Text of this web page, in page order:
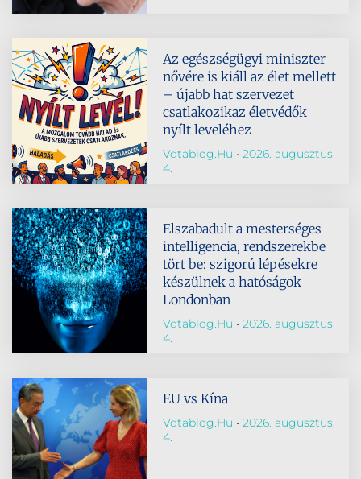
Az egészségügyi miniszter
nővére is kiáll az élet mellett
– újabb hat szervezet
csatlakozikaz életvédők
nyílt leveléhez
Vdtablog.hu
2026. augusztus
4.
Elszabadult a mesterséges
intelligencia, rendszerekbe
tört be: szigorú lépésekre
készülnek a hatóságok
Londonban
Vdtablog.hu
2026. augusztus
4.
EU vs Kína
Vdtablog.hu
2026. augusztus
4.